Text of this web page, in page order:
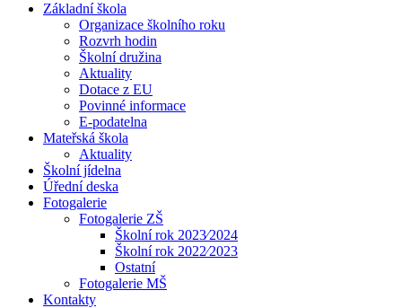
Základní škola
Organizace školního roku
Rozvrh hodin
Školní družina
Aktuality
Dotace z EU
Povinné informace
E-podatelna
Mateřská škola
Aktuality
Školní jídelna
Úřední deska
Fotogalerie
Fotogalerie ZŠ
Školní rok 2023⁄2024
Školní rok 2022⁄2023
Ostatní
Fotogalerie MŠ
Kontakty